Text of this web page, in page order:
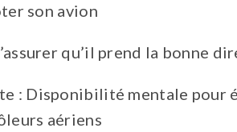
son avion
qu’il prend la bonne
: Disponibilité mentale pour
aériens